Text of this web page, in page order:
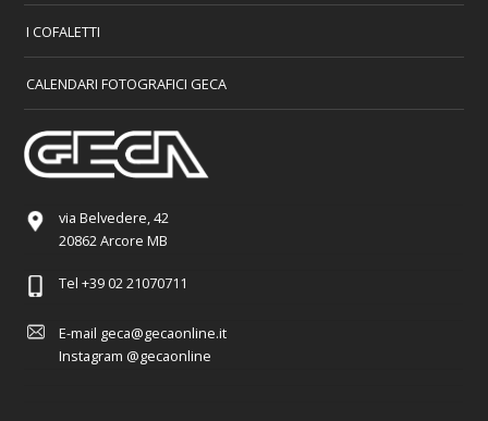
I COFALETTI
CALENDARI FOTOGRAFICI GECA
via Belvedere, 42
20862 Arcore MB
Tel +39 02 21070711
E-mail geca@gecaonline.it
Instagram @gecaonline